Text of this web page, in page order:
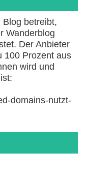
betreibt,
Wanderblog
Der Anbieter
100 Prozent aus
wird und
domains-nutzt-